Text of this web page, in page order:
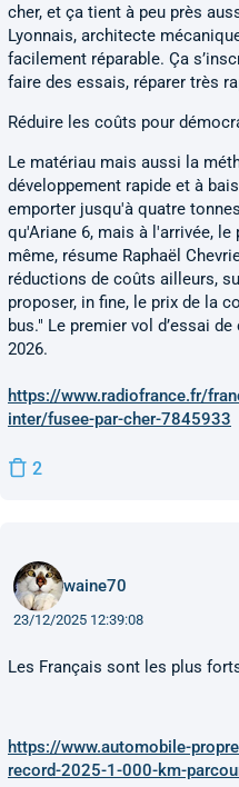
cher, et ça tient à peu près
Lyonnais, architecte
facilement réparable. Ça
faire des essais, réparer très
Réduire les coûts pour
Le matériau mais aussi la
développement rapide et à
emporter jusqu'à quatre
qu'Ariane 6, mais à l'arrivée,
même, résume Raphaël
réductions de coûts ailleurs,
proposer, in fine, le prix de la
bus." Le premier vol d’essai
2026.
https://www.radiofrance.fr/
inter/fusee-par-cher-7845933
2
waine70
23/12/2025 12:39:08
Les Français sont les plus
https://www.automobile-
record-2025-1-000-km-